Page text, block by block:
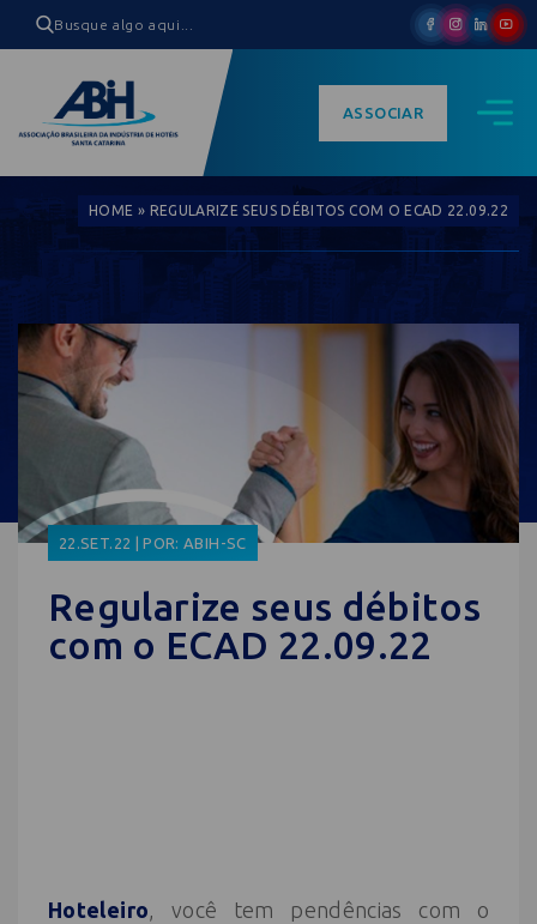
ASSOCIAR
HOME » REGULARIZE SEUS DÉBITOS COM O ECAD 22.09.22
22.SET.22 | POR: ABIH-SC
Regularize seus débitos
com o ECAD 22.09.22
Hoteleiro, você tem pendências com o